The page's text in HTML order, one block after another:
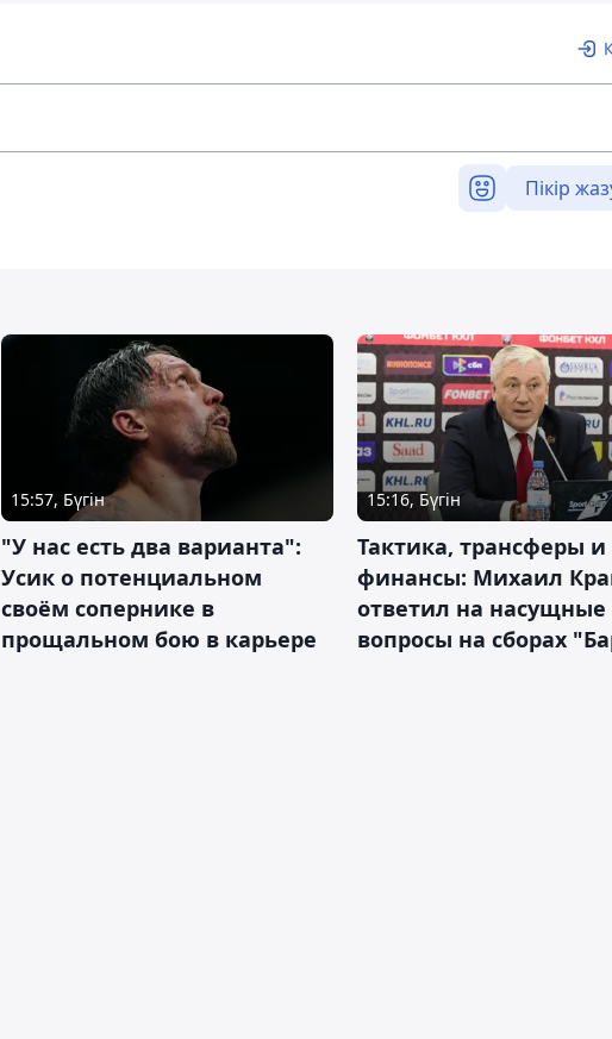
Пікір
15:57, Бүгін
"У нас есть два варианта":
Усик о потенциальном
своём сопернике в
прощальном бою в карьере
15:16, Бүгін
Тактика, трансферы и
финансы: Михаил
ответил на насущные
вопросы на сборах